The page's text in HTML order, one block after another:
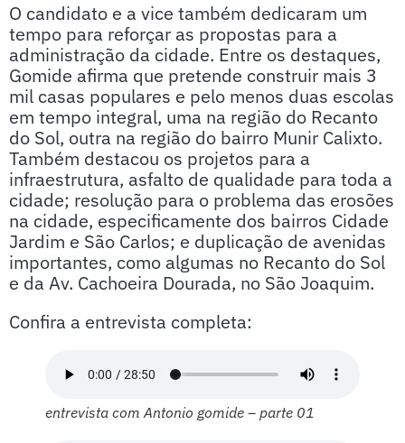
O candidato e a vice também dedicaram um
tempo para reforçar as propostas para a
administração da cidade. Entre os destaques,
Gomide afirma que pretende construir mais 3
mil casas populares e pelo menos duas escolas
em tempo integral, uma na região do Recanto
do Sol, outra na região do bairro Munir Calixto.
Também destacou os projetos para a
infraestrutura, asfalto de qualidade para toda a
cidade; resolução para o problema das erosões
na cidade, especificamente dos bairros Cidade
Jardim e São Carlos; e duplicação de avenidas
importantes, como algumas no Recanto do Sol
e da Av. Cachoeira Dourada, no São Joaquim.
Confira a entrevista completa:
entrevista com Antonio gomide – parte 01